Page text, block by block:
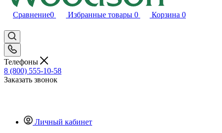
Сравнение0 Избранные товары 0 Корзина 0
Телефоны
8 (800) 555-10-58
Заказать звонок
Личный кабинет